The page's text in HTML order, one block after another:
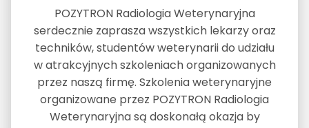
POZYTRON Radiologia Weterynaryjna
serdecznie zaprasza wszystkich lekarzy oraz
techników, studentów weterynarii do udziału
w atrakcyjnych szkoleniach organizowanych
przez naszą firmę. Szkolenia weterynaryjne
organizowane przez POZYTRON Radiologia
Weterynaryjna są doskonałą okazja by